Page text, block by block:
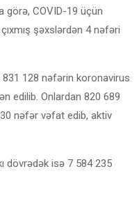
görə, COVID-19 üçün
şəxslərdən 4 nəfəri
128 nəfərin koronavirus
edilib. Onlardan 820 689
nəfər vəfat edib, aktiv
dövrədək isə 7 584 235